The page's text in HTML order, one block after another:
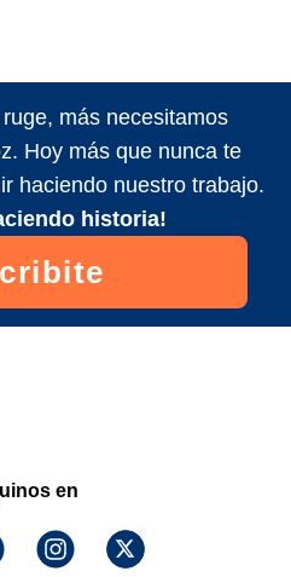
más necesitamos
Hoy más que nunca te
haciendo nuestro trabajo.
historia!
en